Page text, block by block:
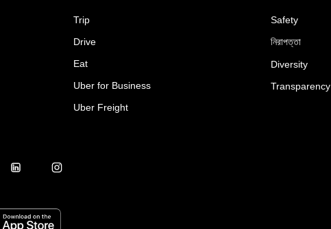
Trip
Drive
Eat
Uber for Business
Uber Freight
Safety
নিরাপত্তা
Diversity
Transparency